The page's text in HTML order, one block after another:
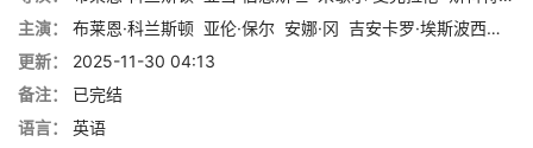
主演：
布莱恩·科兰斯顿 亚伦·保尔 安娜·冈 吉安卡罗·埃斯波西托
更新：
2025-11-30 04:13
备注：
已完结
语言：
英语